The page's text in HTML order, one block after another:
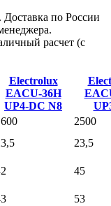
Доставка по России
расчет (с
Electrolux
EACU-36H
UP4-DC N8
2500
23,5
45
53